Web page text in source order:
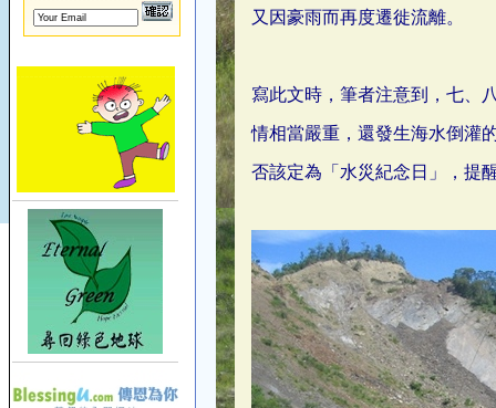
又因豪雨而再度遷徙流離。
寫此文時，筆者注意到，七、
情相當嚴重，還發生海水倒灌
否該定為「水災紀念日」，提